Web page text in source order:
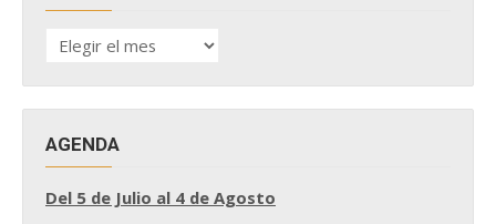
HISTÓRICO
DE
AGENDA
Del 5 de Julio al 4 de Agosto